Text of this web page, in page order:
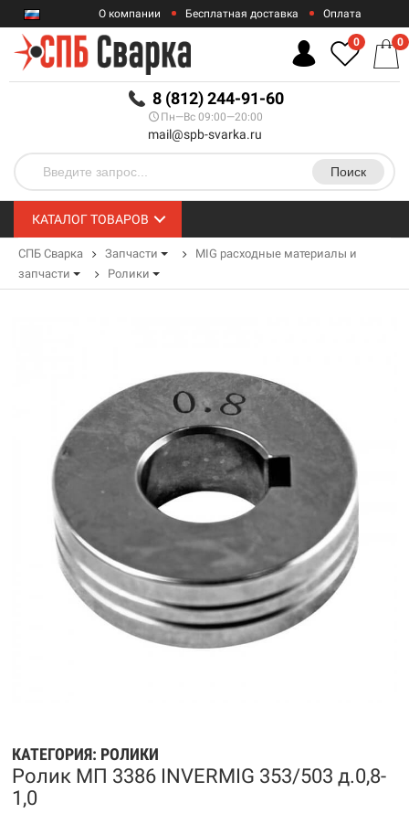
RUB
О компании Бесплатная доставка Оплата
Гарантии
8 (812) 244-91-60
Пн—Вс 09:00—20:00
mail@spb-svarka.ru
Поиск
0 0
КАТАЛОГ ТОВАРОВ
СПБ Сварка Запчасти
MIG расходные материалы и
запчасти
Ролики
КАТЕГОРИЯ: РОЛИКИ
Ролик МП 3386 INVERMIG 353/503 д.0,8-
1,0